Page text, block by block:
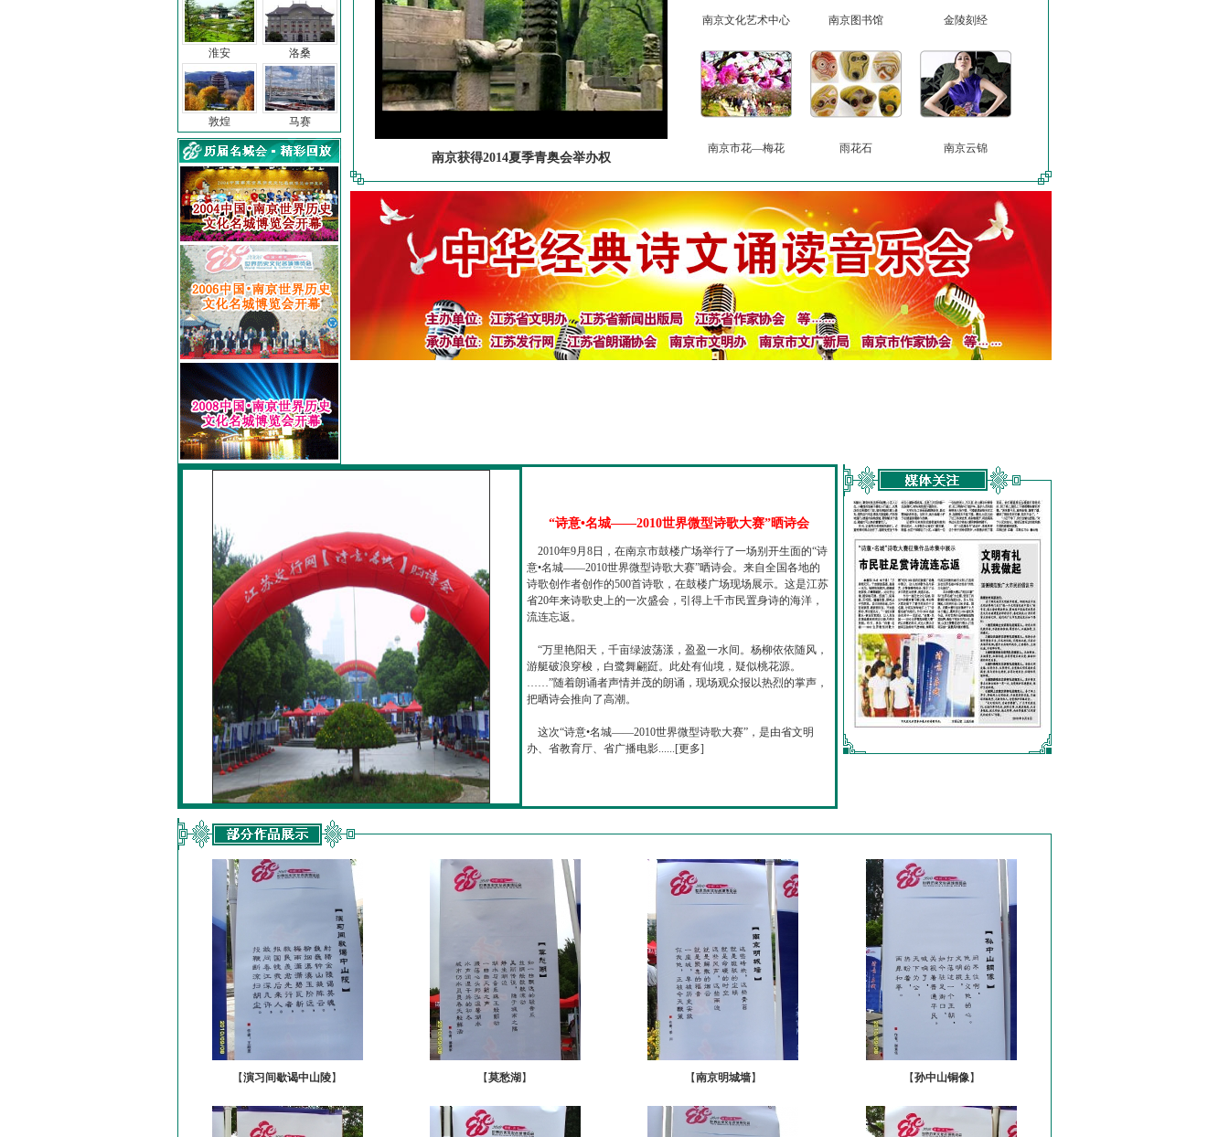
淮安
敦煌
洛桑
马赛
南京文化艺术中心 南京图书馆 金陵刻经
南京市花—梅花 雨花石 南京云锦
南京获得2014夏季青奥会举办权
“诗意•名城——2010世界微型诗歌大赛”晒诗会
2010年9月8日，在南京市鼓楼广场举行了一场别开生面的“诗
意•名城——2010世界微型诗歌大赛”晒诗会。来自全国各地的
诗歌创作者创作的500首诗歌，在鼓楼广场现场展示。这是江苏
省20年来诗歌史上的一次盛会，引得上千市民置身诗的海洋，
流连忘返。
“万里艳阳天，千亩绿波荡漾，盈盈一水间。杨柳依依随风，
游艇破浪穿梭，白鹭舞翩跹。此处有仙境，疑似桃花源。
……”随着朗诵者声情并茂的朗诵，现场观众报以热烈的掌声，
把晒诗会推向了高潮。
这次“诗意•名城——2010世界微型诗歌大赛”，是由省文明
办、省教育厅、省广播电影......[更多]
【演习间歇谒中山陵】 【莫愁湖 】 【南京明城墙】 【孙中山铜像】